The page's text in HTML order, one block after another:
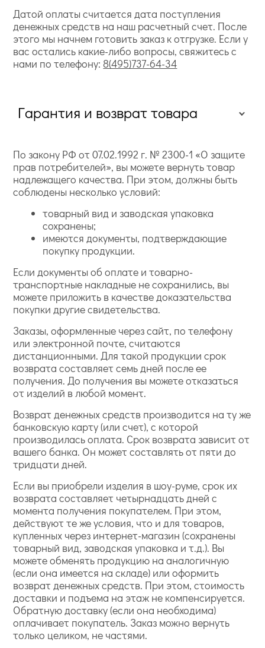
Датой оплаты считается дата поступления
денежных средств на наш расчетный счет. После
этого мы начнем готовить заказ к отгрузке. Если у
вас остались какие-либо вопросы, свяжитесь с
нами по телефону: 8(495)737-64-34
Гарантия и возврат товара
По закону РФ от 07.02.1992 г. № 2300-1 «О защите
прав потребителей», вы можете вернуть товар
надлежащего качества. При этом, должны быть
соблюдены несколько условий:
товарный вид и заводская упаковка
сохранены;
имеются документы, подтверждающие
покупку продукции.
Если документы об оплате и товарно-
транспортные накладные не сохранились, вы
можете приложить в качестве доказательства
покупки другие свидетельства.
Заказы, оформленные через сайт, по телефону
или электронной почте, считаются
дистанционными. Для такой продукции срок
возврата составляет семь дней после ее
получения. До получения вы можете отказаться
от изделий в любой момент.
Возврат денежных средств производится на ту же
банковскую карту (или счет), с которой
производилась оплата. Срок возврата зависит от
вашего банка. Он может составлять от пяти до
тридцати дней.
Если вы приобрели изделия в шоу-руме, срок их
возврата составляет четырнадцать дней с
момента получения покупателем. При этом,
действуют те же условия, что и для товаров,
купленных через интернет-магазин (сохранены
товарный вид, заводская упаковка и т.д.). Вы
можете обменять продукцию на аналогичную
(если она имеется на складе) или оформить
возврат денежных средств. При этом, стоимость
доставки и подъема на этаж не компенсируется.
Обратную доставку (если она необходима)
оплачивает покупатель. Заказ можно вернуть
только целиком, не частями.